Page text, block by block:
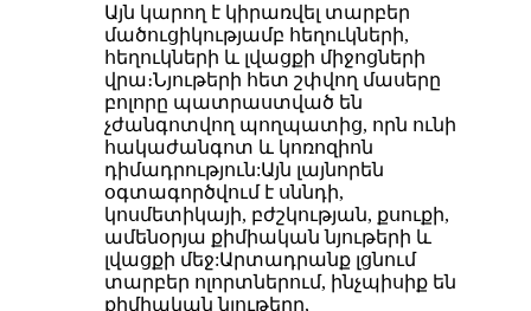
Այն կարող է կիրառվել տարբեր
մածուցիկությամբ հեղուկների,
հեղուկների և լվացքի միջոցների
վրա։Նյութերի հետ շփվող մասերը
բոլորը պատրաստված են
չժանգոտվող պողպատից, որն ունի
հակաժանգոտ և կոռոզիոն
դիմադրություն:Այն լայնորեն
օգտագործվում է սննդի,
կոսմետիկայի, բժշկության, քսուքի,
ամենօրյա քիմիական նյութերի և
լվացքի մեջ:Արտադրանք լցնում
տարբեր ոլորտներում, ինչպիսիք են
քիմիական նյութերը,